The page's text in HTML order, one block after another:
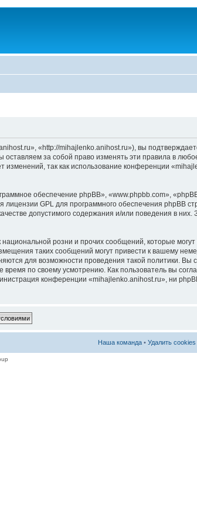
«http://mihajlenko.anihost.ru»), вы
за собой право изменять эти правила в
так как использование конференции
обеспечение phpBB», «www.phpbb.com»,
лицензии GPL для программного обеспечения phpBB
допустимого содержания и/или поведения в них.
розни и прочих сообщений, которые
таких сообщений могут привести к вашему
для возможности проведения такой политики. Вы
по своему усмотрению. Как пользователь вы
конференции «mihajlenko.anihost.ru», ни
Наша команда • Удалить